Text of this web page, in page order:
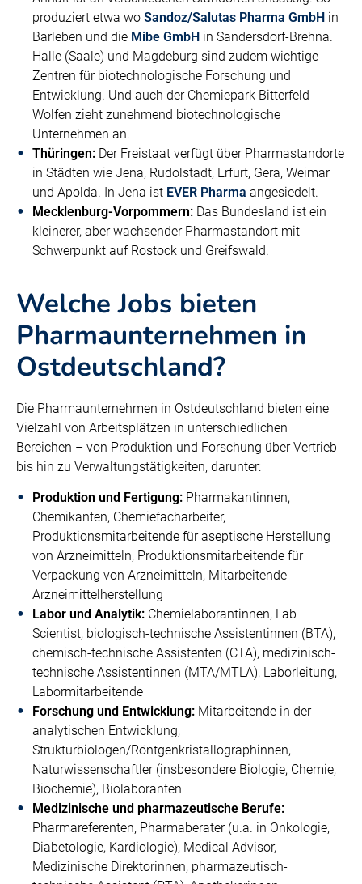
produziert etwa woSandoz/Salutas Pharma GmbH in
Barleben und die Mibe GmbH in Sandersdorf-Brehna.
Halle (Saale) und Magdeburg sind zudem wichtige
Zentren für biotechnologische Forschung und
Entwicklung. Und auch der Chemiepark Bitterfeld-
Wolfen zieht zunehmend biotechnologische
Unternehmen an.
Thüringen: Der Freistaat verfügt über Pharmastandorte
in Städten wie Jena, Rudolstadt, Erfurt, Gera, Weimar
und Apolda. In Jena ist EVER Pharma angesiedelt.
Mecklenburg-Vorpommern: Das Bundesland ist ein
kleinerer, aber wachsender Pharmastandort mit
Schwerpunkt auf Rostock und Greifswald.
Welche Jobs bieten
Pharmaunternehmen in
Ostdeutschland?
Die Pharmaunternehmen in Ostdeutschland bieten eine
Vielzahl von Arbeitsplätzen in unterschiedlichen
Bereichen – von Produktion und Forschung über Vertrieb
bis hin zu Verwaltungstätigkeiten, darunter:
Produktion und Fertigung: Pharmakantinnen,
Chemikanten, Chemiefacharbeiter,
Produktionsmitarbeitende für aseptische Herstellung
von Arzneimitteln, Produktionsmitarbeitende für
Verpackung von Arzneimitteln, Mitarbeitende
Arzneimittelherstellung
Labor und Analytik: Chemielaborantinnen, Lab
Scientist, biologisch-technische Assistentinnen (BTA),
chemisch-technische Assistenten (CTA), medizinisch-
technische Assistentinnen (MTA/MTLA), Laborleitung,
Labormitarbeitende
Forschung und Entwicklung: Mitarbeitende in der
analytischen Entwicklung,
Strukturbiologen/Röntgenkristallographinnen,
Naturwissenschaftler (insbesondere Biologie, Chemie,
Biochemie), Biolaboranten
Medizinische und pharmazeutische Berufe:
Pharmareferenten, Pharmaberater (u.a. in Onkologie,
Diabetologie, Kardiologie), Medical Advisor,
Medizinische Direktorinnen, pharmazeutisch-